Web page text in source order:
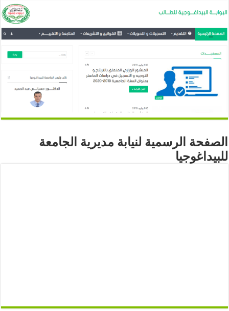
الصفحة الرسمية لنيابة مديرية الجامعة
للبيداغوجيا